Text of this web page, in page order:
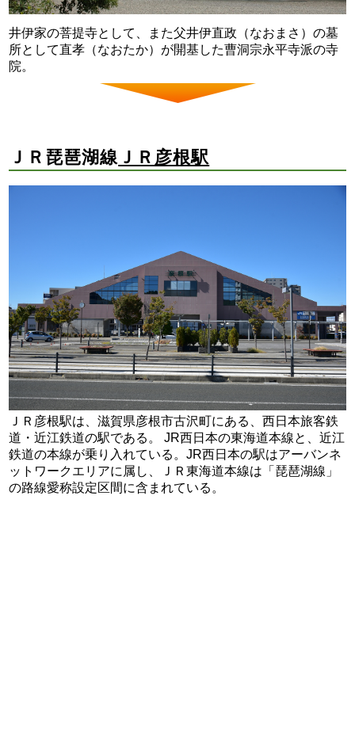
井伊家の菩提寺として、また父井伊直政（なおまさ）の墓
所として直孝（なおたか）が開基した曹洞宗永平寺派の寺
院。
ＪＲ琵琶湖線 ＪＲ彦根駅
ＪＲ彦根駅は、滋賀県彦根市古沢町にある、西日本旅客鉄
道・近江鉄道の駅である。 JR西日本の東海道本線と、近江
鉄道の本線が乗り入れている。JR西日本の駅はアーバンネ
ットワークエリアに属し、ＪＲ東海道本線は「琵琶湖線」
の路線愛称設定区間に含まれている。